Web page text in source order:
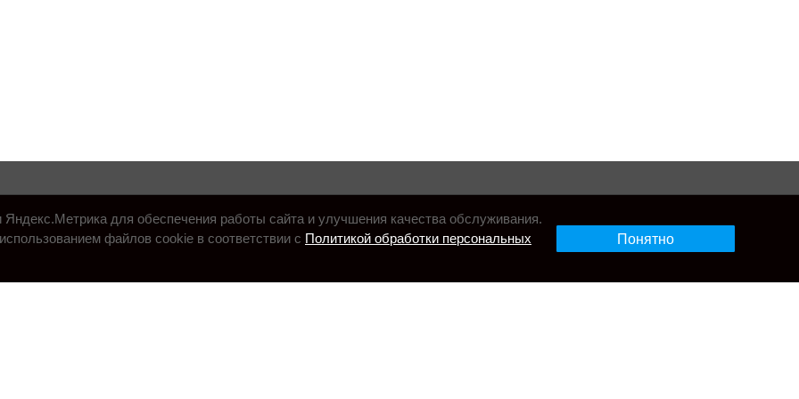
для обеспечения работы сайта и улучшения качества обслуживания.
файлов cookie в соответствии с Политикой обработки персональных
Понятно